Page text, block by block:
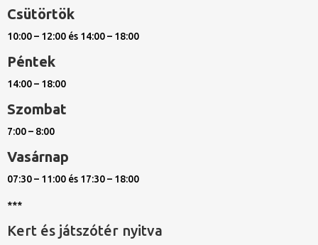
Csütörtök
10:00 – 12:00 és 14:00 – 18:00
Péntek
14:00 – 18:00
Szombat
7:00 – 8:00
Vasárnap
07:30 – 11:00 és 17:30 – 18:00
***
Kert és játszótér nyitva